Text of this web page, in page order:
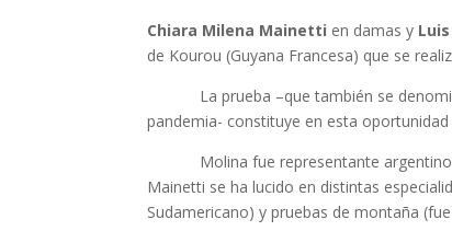
Chiara Milena Mainetti en damas y
de Kourou (Guyana Francesa) que se
La prueba –que también se denomina
pandemia- constituye en esta
Molina fue representante argentino
Mainetti se ha lucido en distintas
Sudamericano) y pruebas de montaña